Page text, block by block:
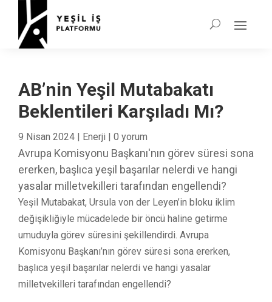
AB’nin Yeşil Mutabakatı
Beklentileri Karşıladı Mı?
9 Nisan 2024 | Enerji | 0 yorum
Avrupa Komisyonu Başkanı'nın görev süresi sona
ererken, başlıca yeşil başarılar nelerdi ve hangi
yasalar milletvekilleri tarafından engellendi?
Yeşil Mutabakat, Ursula von der Leyen’in bloku iklim
değişikliğiyle mücadelede bir öncü haline getirme
umuduyla görev süresini şekillendirdi. Avrupa
Komisyonu Başkanı’nın görev süresi sona ererken,
başlıca yeşil başarılar nelerdi ve hangi yasalar
milletvekilleri tarafından engellendi?